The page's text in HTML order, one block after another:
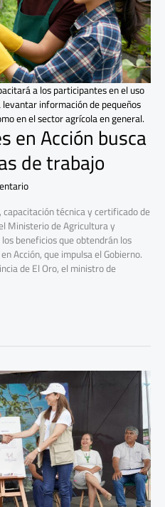
en Acción busca
de trabajo
técnica y certificado de
Ministerio de Agricultura y
beneficios que obtendrán los
Acción, que impulsa el Gobierno.
de El Oro, el ministro de
a los participantes en el uso
información de pequeños
en el sector agrícola en general.